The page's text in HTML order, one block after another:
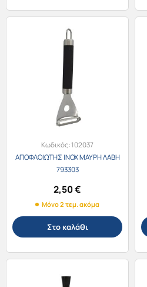
Κωδικός:102037
ΑΠΟΦΛΟΙΩΤΗΣ ΙΝΟΧ ΜΑΥΡΗ ΛΑΒΗ
793303
2,50€
Μόνο 2 τεμ. ακόμα
Στο καλάθι